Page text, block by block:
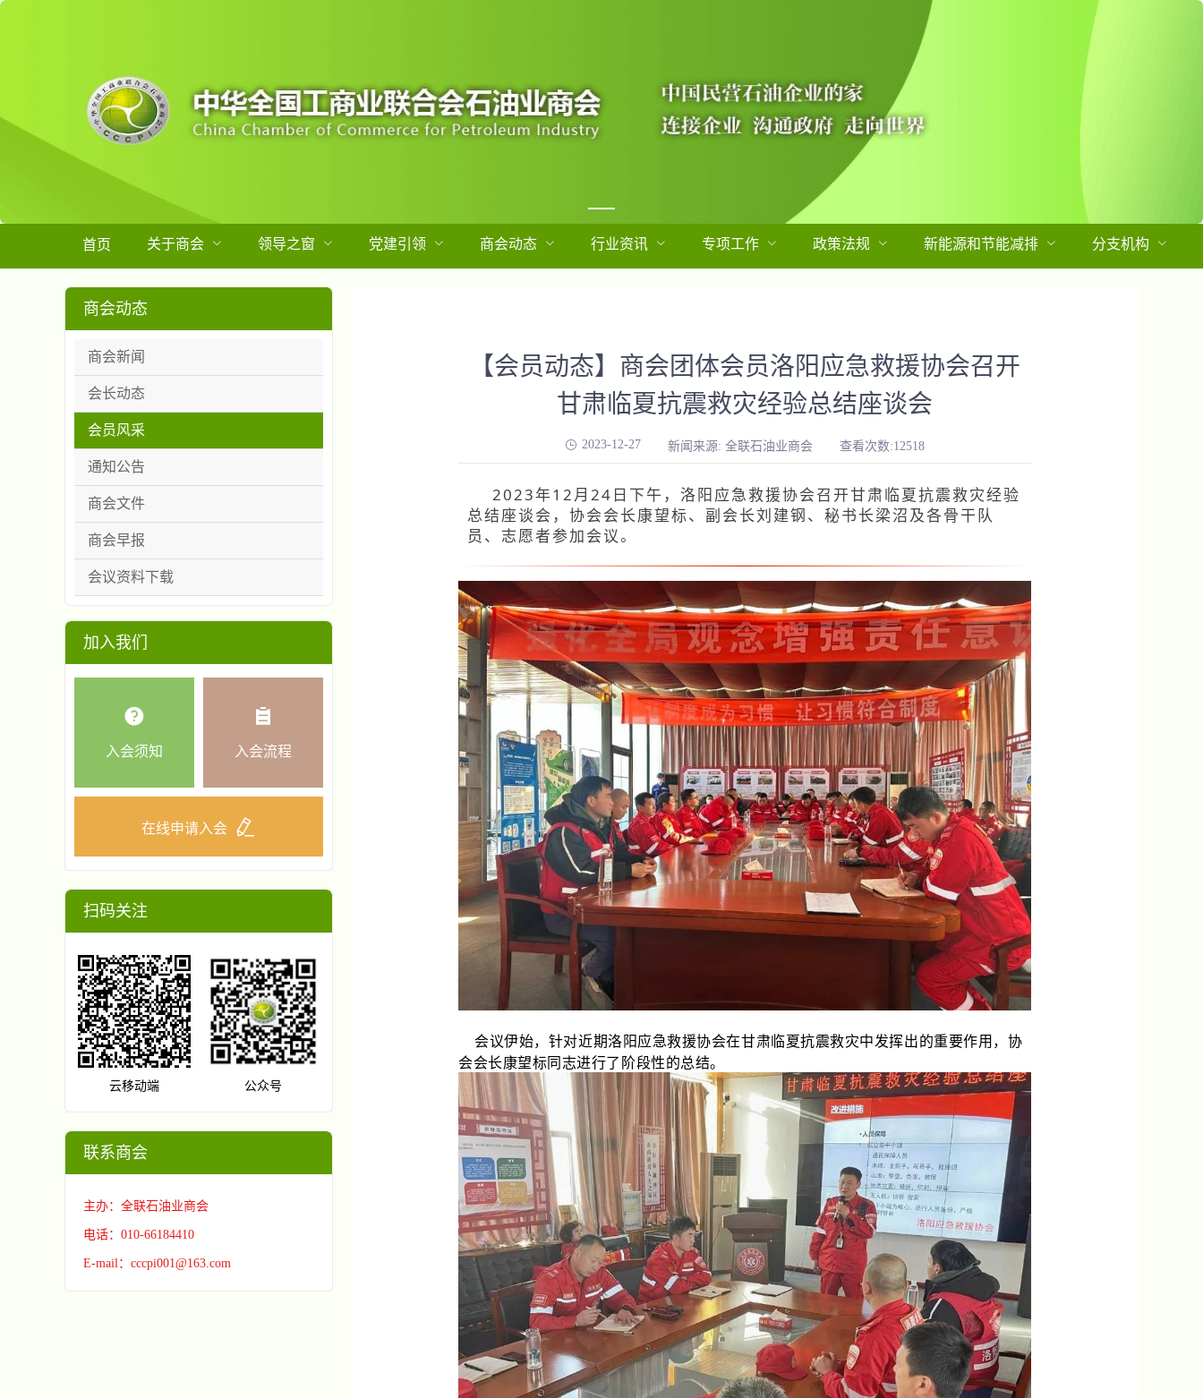
首页 关于商会 领导之窗 党建引领 商会动态 行业资讯 专项工作 政策法规 新能源和节能减排 分支机构
商会动态
商会新闻
会长动态
会员风采
通知公告
商会文件
商会早报
会议资料下载
加入我们
入会须知 入会流程
在线申请入会
扫码关注
云移动端 公众号
联系商会
主办：全联石油业商会
电话：010-66184410
E-mail：cccpi001@163.com
【会员动态】商会团体会员洛阳应急救援协会召开
甘肃临夏抗震救灾经验总结座谈会
2023-12-27 新闻来源: 全联石油业商会 查看次数:12518
2023年12月24日下午，洛阳应急救援协会召开甘肃临夏抗震救灾经验
总结座谈会，协会会长康望标、副会长刘建钢、秘书长梁沼及各骨干队
员、志愿者参加会议。
会议伊始，针对近期洛阳应急救援协会在甘肃临夏抗震救灾中发挥出的重要作用，协
会会长康望标同志进行了阶段性的总结。